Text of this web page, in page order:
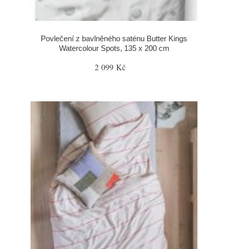
Povlečení z bavlněného saténu Butter Kings
Watercolour Spots, 135 x 200 cm
2 099 Kč